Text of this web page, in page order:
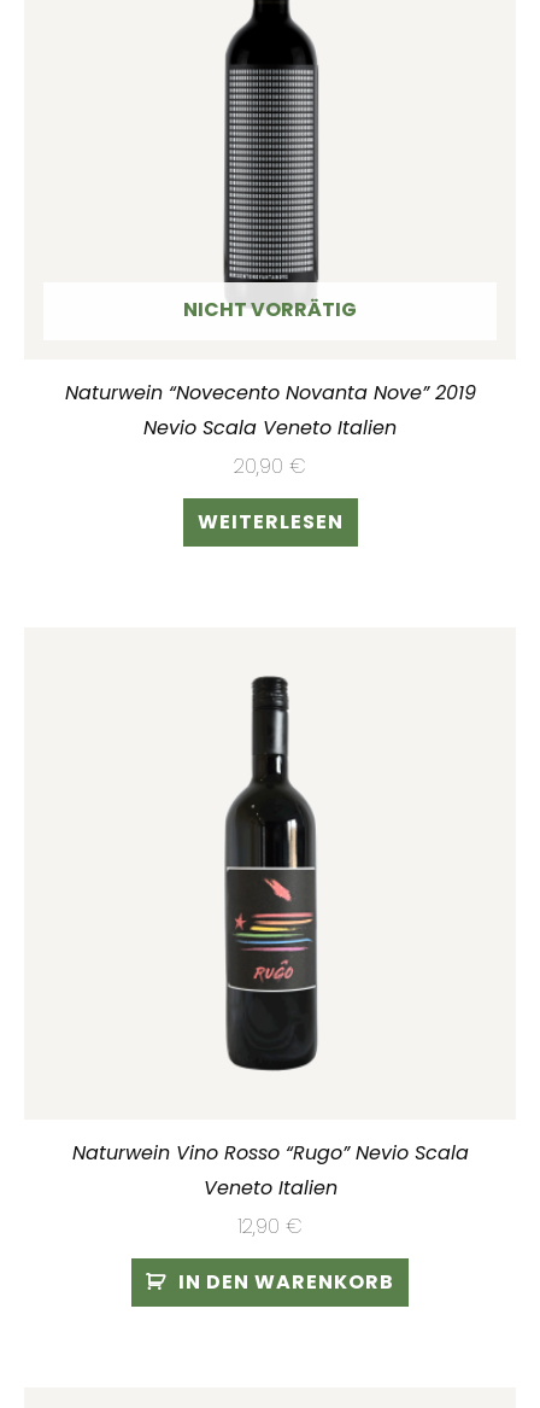
NICHT VORRÄTIG
Naturwein “Novecento Novanta Nove” 2019
Nevio Scala Veneto Italien
20,90 €
WEITERLESEN
Naturwein Vino Rosso “Rugo” Nevio Scala
Veneto Italien
12,90 €
IN DEN WARENKORB